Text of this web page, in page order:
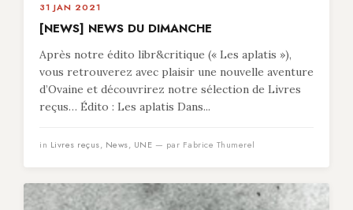
31 JAN 2021
[NEWS] NEWS DU DIMANCHE
Après notre édito libr&critique (« Les aplatis »),
vous retrouverez avec plaisir une nouvelle aventure
d’Ovaine et découvrirez notre sélection de Livres
reçus… Édito : Les aplatis Dans...
in Livres reçus, News, UNE — par Fabrice Thumerel